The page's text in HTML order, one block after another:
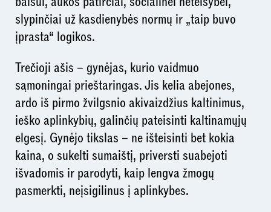
slypinčiai už kasdienybės normų ir „taip buvo
įprasta“ logikos.
Trečioji ašis – gynėjas, kurio vaidmuo
sąmoningai prieštaringas. Jis kelia abejones,
ardo iš pirmo žvilgsnio akivaizdžius kaltinimus,
ieško aplinkybių, galinčių pateisinti kaltinamųjų
elgesį. Gynėjo tikslas – ne išteisinti bet kokia
kaina, o sukelti sumaištį, priversti suabejoti
išvadomis ir parodyti, kaip lengva žmogų
pasmerkti, neįsigilinus į aplinkybes.